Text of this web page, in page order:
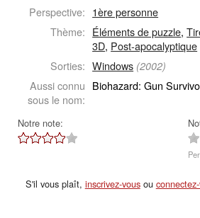
Perspective: 1ère personne
Thème: Éléments de puzzle,
3D, Post-apocalyptique
Sorties: Windows (2002)
Aussi connu
sous le nom:
Biohazard: Gun
Notre note:
S'il vous plaît, inscrivez-vousou